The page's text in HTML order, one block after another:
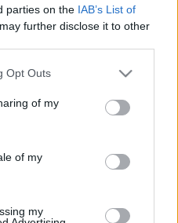
parties on the IAB’s List of
further disclose it to other
uses one or more Google
behaviour. You may click to
and its third-party tags to
purposes in below Google
Opt Outs
of my
of my
my
fokozzák az
az
kimutatták, hogy
és zöldségek - a
köszönhetően - egy
okoznak.A modern
néhai…